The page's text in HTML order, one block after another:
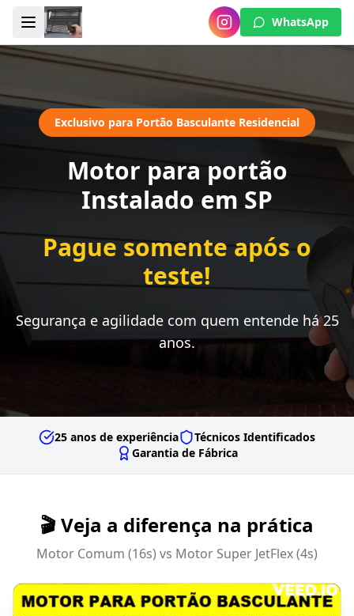
WhatsApp
Exclusivo para Portão Basculante Residencial
Motor para portão
Instalado em SP
Pague somente após o
teste!
Segurança e agilidade com quem entende há 25
anos.
25 anos de experiência
Técnicos Identificados
Garantia de Fábrica
🎬 Veja a diferença na prática
Motor Comum (16s) vs Motor Super JetFlex (4s)